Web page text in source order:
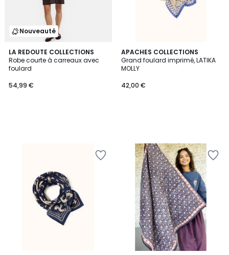
Nouveauté
LA REDOUTE COLLECTIONS
Robe courte à carreaux avec
foulard
54,99 €
APACHES COLLECTIONS
Grand foulard imprimé, LATIKA
MOLLY
42,00 €